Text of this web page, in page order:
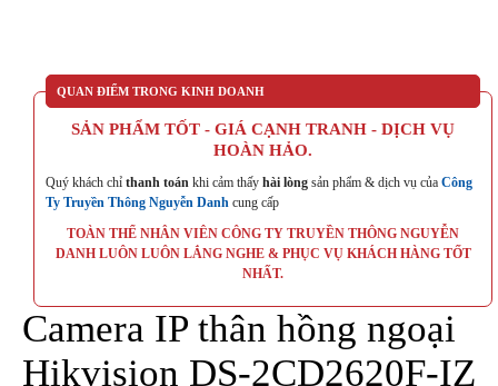
QUAN ĐIỂM TRONG KINH DOANH
SẢN PHẨM TỐT - GIÁ CẠNH TRANH - DỊCH VỤ
HOÀN HẢO.
Quý khách chỉ thanh toán khi cảm thấy hài lòng sản phẩm & dịch vụ của Công
Ty Truyền Thông Nguyễn Danh cung cấp
TOÀN THỂ NHÂN VIÊN CÔNG TY TRUYỀN THÔNG NGUYỄN
DANH LUÔN LUÔN LẮNG NGHE & PHỤC VỤ KHÁCH HÀNG TỐT
NHẤT.
Camera IP thân hồng ngoại
Hikvision DS-2CD2620F-IZ